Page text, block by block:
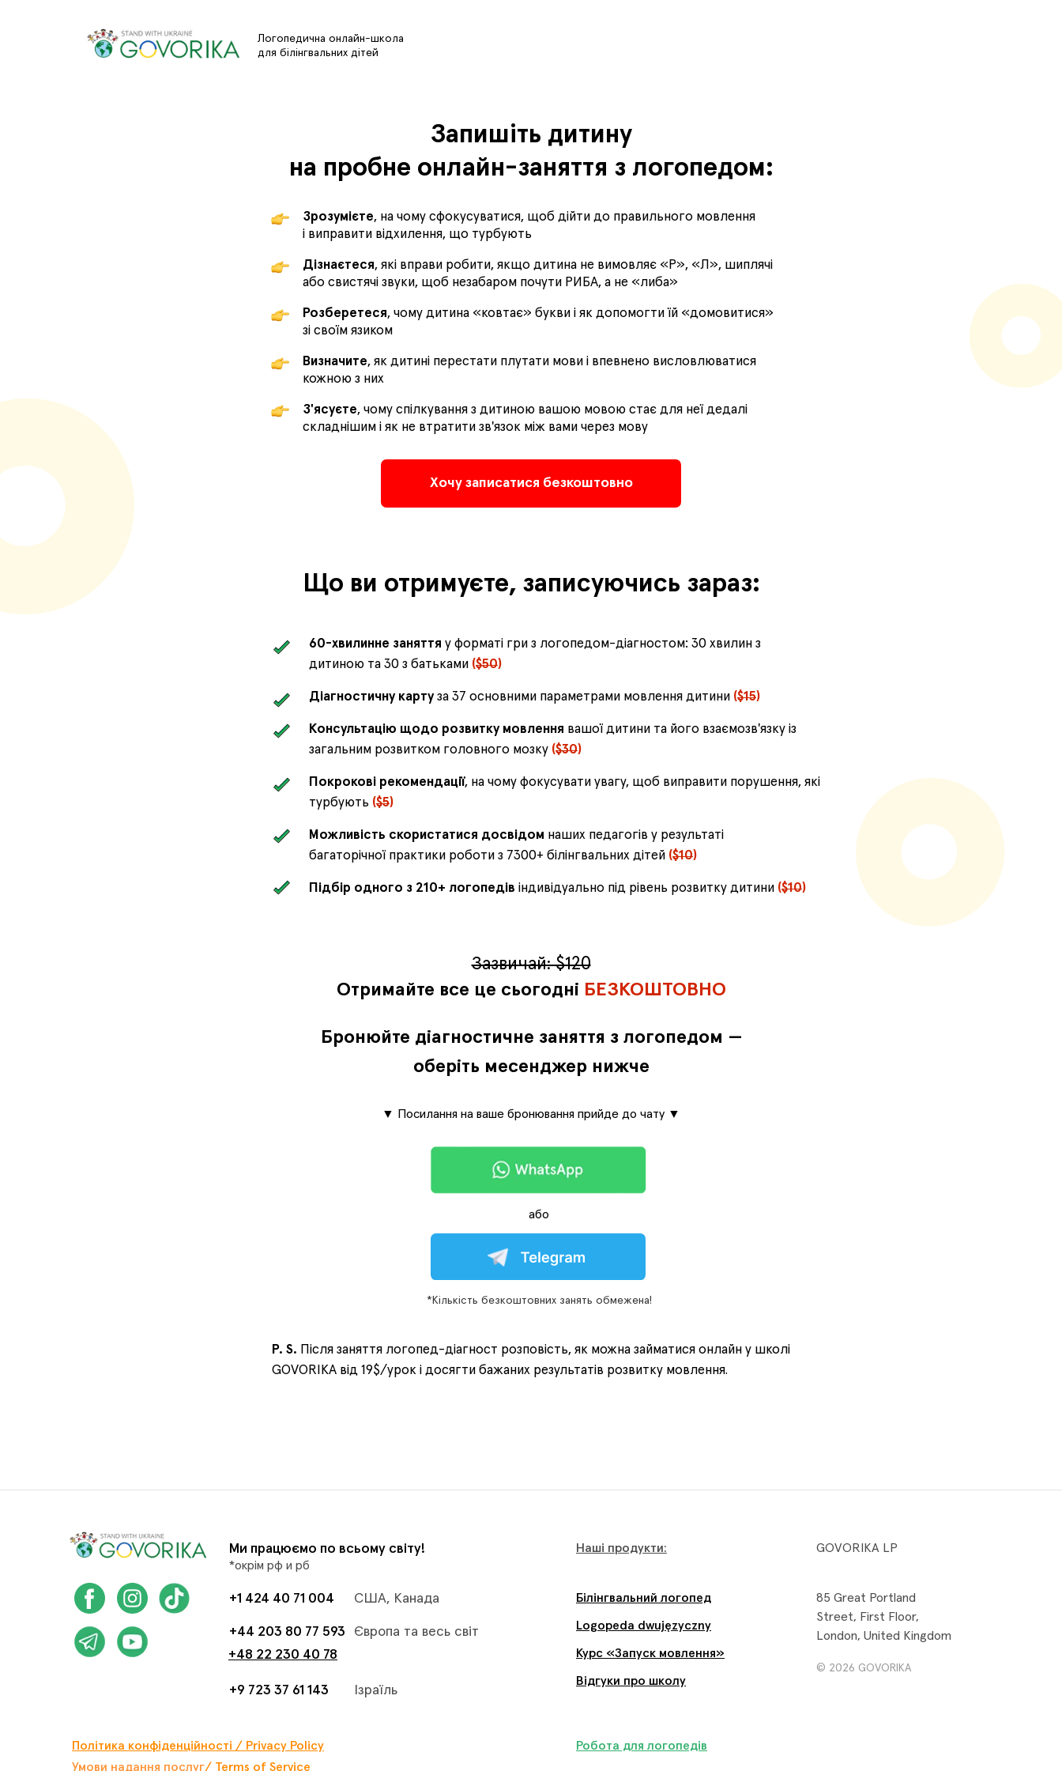
Логопедична онлайн-школа
для білінгвальних дітей
Зрозумієте, на чому сфокусуватися, щоб дійти до правильного мовлення
і виправити відхилення, що турбують
Дізнаєтеся, які вправи робити, якщо дитина не вимовляє «Р», «Л», шиплячі
або свистячі звуки, щоб незабаром почути РИБА, а не «либа»
Розберетеся, чому дитина «ковтає» букви і як допомогти їй «домовитися»
зі своїм язиком
Визначите, як дитині перестати плутати мови і впевнено висловлюватися
кожною з них
З'ясуєте, чому спілкування з дитиною вашою мовою стає для неї дедалі
складнішим і як не втратити зв'язок між вами через мову
Запишіть дитину
на пробне онлайн-заняття з логопедом:
Хочу записатися безкоштовно
Що ви отримуєте, записуючись зараз:
60-хвилинне заняття у форматі гри з логопедом-діагностом: 30 хвилин з
дитиною та 30 з батьками ($50)
Консультацію щодо розвитку мовлення вашої дитини та його взаємозв'язку із
загальним розвитком головного мозку ($30)
Діагностичну картуза 37 основними параметрами мовлення дитини ($15)
Покрокові рекомендації, на чому фокусувати увагу, щоб виправити порушення, які
турбують ($5)
Можливість скористатися досвідом наших педагогів у результаті
багаторічної практики роботи з 7300+ білінгвальних дітей ($10)
Підбір одного з 210+ логопедів індивідуально під рівень розвитку дитини ($10)
Зазвичай: $120
Отримайте все це сьогодні БЕЗКОШТОВНО
Бронюйте діагностичне заняття з логопедом —
оберіть месенджер нижче
▼ Посилання на ваше бронювання прийде до чату ▼
*Кількість безкоштовних занять обмежена!
P. S. Після заняття логопед-діагност розповість, як можна займатися онлайн у школі
GOVORIKA від 19$/урок і досягти бажаних результатів розвитку мовлення.
або
Наші продукти:
Білінгвальний логопед
Робота для логопедів
GOVORIKA LP
85 Great Portland
Street, First Floor,
London, United Kingdom
+1 424 40 71 004 США, Канада
+48 22 230 40 78
+44 203 80 77 593
+9 723 37 61 143
Європа та весь світ
Ізраїль
Політика конфіденційності / Privacy Policy
Ми працюємо по всьому світу!
Умови надання послуг/ Terms of Service
© 2026 GOVORIKA
*окрім рф и рб
Logopeda dwujęzyczny
Курс «Запуск мовлення»
Відгуки про школу